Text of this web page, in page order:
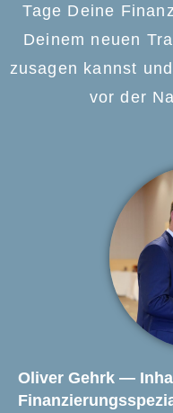
Tage Deine
Deinem neuen
zusagen kannst
vor der
Oliver Gehrk —